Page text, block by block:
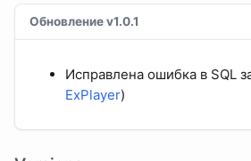
Обновление v1.0.1
Исправлена ошибка в SQL
ExPlayer)